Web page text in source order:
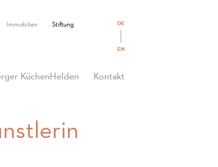
Immobilien Stiftung DE
EN
KüchenHelden Kontakt